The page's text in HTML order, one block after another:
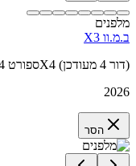
מלפנים
ב.מ.וו X3
xDrive 20i M ספורט 4X4 (דור 4 מעודכן)
2026
הסר